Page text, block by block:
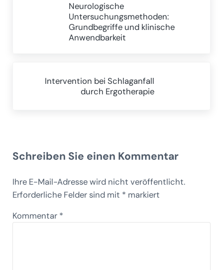
Neurologische
Untersuchungsmethoden:
Grundbegriffe und klinische
Anwendbarkeit
Intervention bei Schlaganfall
durch Ergotherapie
Schreiben Sie einen Kommentar
Ihre E-Mail-Adresse wird nicht veröffentlicht.
Erforderliche Felder sind mit * markiert
Kommentar *